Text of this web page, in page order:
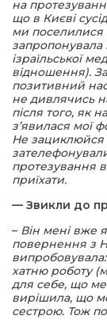
на
що в Києві
ми поселилися
запропонувала
ізраїльської
відношення).
позитивний
не дивлячись
після того, як
з’явилася мої
Не зациклюйся
протезування
приїхати.
— Звикли до
– Він мені вже
повернення з
хатню роботу
для себе, що
вирішила, що
сестрою. Тож